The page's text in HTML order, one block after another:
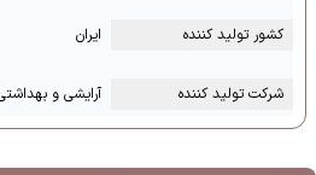
کشور تولید کننده ایران
شرکت تولید کننده آرایشی و